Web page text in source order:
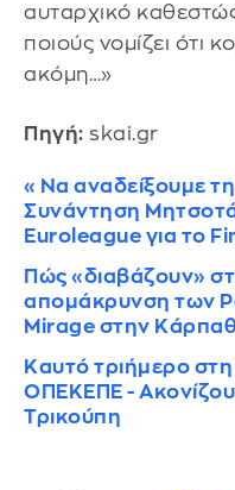
αυταρχικό
ποιούς νομίζει ότι
ακόμη…»
Πηγή: skai.gr
«Να αναδείξουμε
Συνάντηση
Euroleague για το
Πώς «διαβάζουν»
απομάκρυνση των
Mirage στην
Καυτό τριήμερο
ΟΠΕΚΕΠΕ -
Τρικούπη